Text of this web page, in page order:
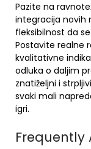
Pazite na
integracija novih
fleksibilnost da
Postavite realne
kvalitativne
odluka o daljim
znatiželjni i
svaki mali
igri.
Frequently